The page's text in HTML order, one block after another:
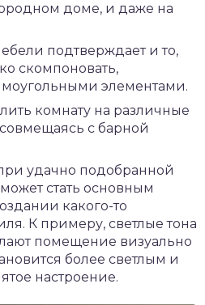
доме, и даже на
подтверждает и то,
скомпоновать,
элементами.
комнату на различные
с барной
удачно подобранной
стать основным
какого-то
К примеру, светлые тона
помещение визуально
более светлым и
настроение.